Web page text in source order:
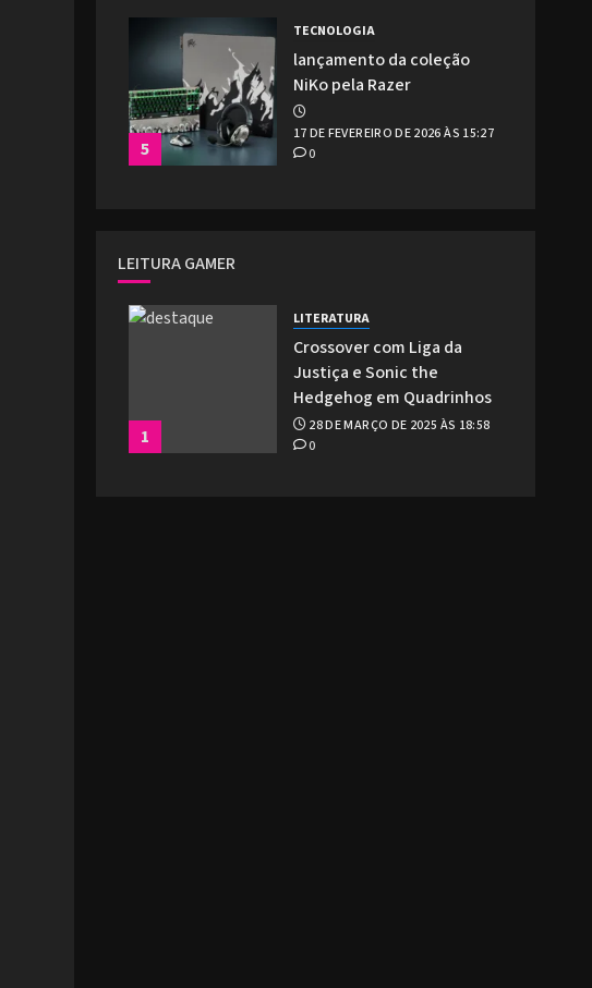
5
TECNOLOGIA
lançamento da coleção
NiKo pela Razer
17 DE FEVEREIRO DE 2026 ÀS 15:27
0
LEITURA GAMER
1
LITERATURA
Crossover com Liga da
Justiça e Sonic the
Hedgehog em Quadrinhos
28 DE MARÇO DE 2025 ÀS 18:58
0